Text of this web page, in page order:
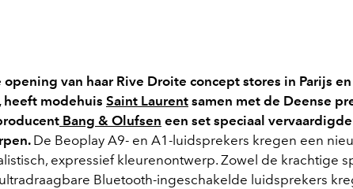
opening van haar Rive Droite concept stores in Parijs
heeft modehuis Saint Laurent samen met de Deense
Bang & Olufsen een set speciaal
De Beoplay A9- en A1-luidsprekers kregen een
expressief kleurenontwerp. Zowel de krachtige
Bluetooth-ingeschakelde luidsprekers